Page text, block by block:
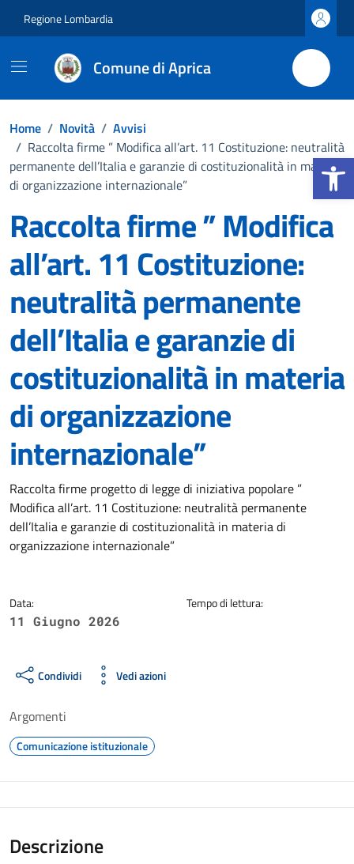
Apri la
Regione Lombardia
Comune di Aprica
Home / Novità / Avvisi
/ Raccolta firme ” Modifica all’art. 11 Costituzione: neutralità
permanente dell’Italia e garanzie di costituzionalità in materia
di organizzazione internazionale”
Raccolta firme ” Modifica
all’art. 11 Costituzione:
neutralità permanente
dell’Italia e garanzie di
costituzionalità in materia
di organizzazione
internazionale”
Dettagli della notizia
Raccolta firme progetto di legge di iniziativa popolare ”
Modifica all’art. 11 Costituzione: neutralità permanente
dell’Italia e garanzie di costituzionalità in materia di
organizzazione internazionale”
Data:
11 Giugno 2026
Tempo di lettura:
Condividi Vedi azioni
Argomenti
Comunicazione istituzionale
Descrizione